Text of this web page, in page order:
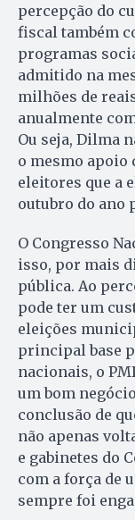
percepção do
fiscal também
programas
admitido na
milhões de
anualmente
Ou seja, Dilma
o mesmo apoio
eleitores que a
outubro do ano
O Congresso
isso, por mais
pública. Ao
pode ter um
eleições
principal base
nacionais, o
um bom
conclusão de
não apenas
e gabinetes do
com a força de
sempre foi